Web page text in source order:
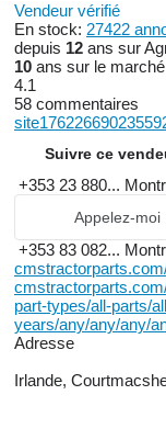
Vendeur vérifié
En stock: 27422
depuis 12 ans sur
10 ans sur le marché
4.1
58 commentaires
Suivre ce
+353 23 880...
Appelez-moi
+353 83 082...
part-types/all-parts/
years/any/any/any/
Adresse
Irlande,